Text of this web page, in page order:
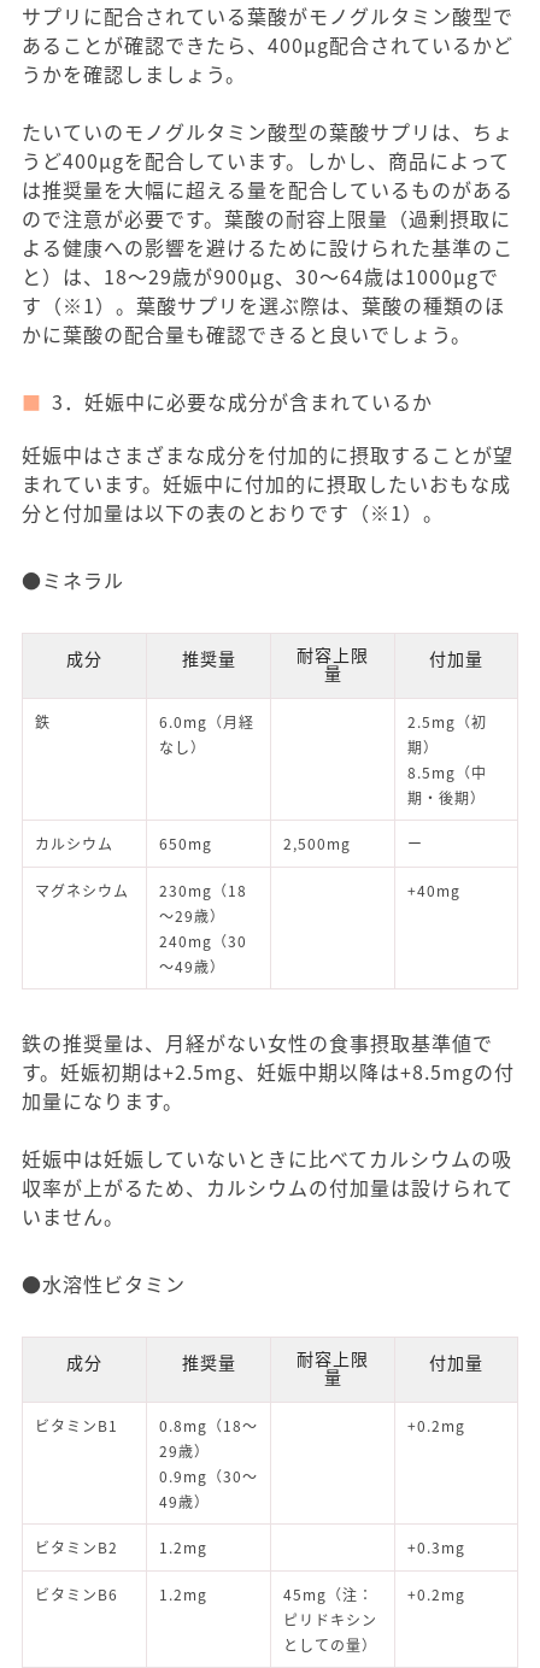
サプリに配合されている葉酸がモノグルタミン酸型で
あることが確認できたら、400μg配合されているかど
うかを確認しましょう。
たいていのモノグルタミン酸型の葉酸サプリは、ちょ
うど400μgを配合しています。しかし、商品によって
は推奨量を大幅に超える量を配合しているものがある
ので注意が必要です。葉酸の耐容上限量（過剰摂取に
よる健康への影響を避けるために設けられた基準のこ
と）は、18～29歳が900μg、30～64歳は1000μgで
す（※1）。葉酸サプリを選ぶ際は、葉酸の種類のほ
かに葉酸の配合量も確認できると良いでしょう。
3．妊娠中に必要な成分が含まれているか
妊娠中はさまざまな成分を付加的に摂取することが望
まれています。妊娠中に付加的に摂取したいおもな成
分と付加量は以下の表のとおりです（※1）。
●ミネラル
成分 推奨量 耐容上限
量
付加量
鉄
6.0mg（月経
なし）
2.5mg（初
期）
8.5mg（中
期・後期）
カルシウム 650mg 2,500mg ー
マグネシウム
230mg（18
～29歳）
240mg（30
～49歳）
+40mg
鉄の推奨量は、月経がない女性の食事摂取基準値で
す。妊娠初期は+2.5mg、妊娠中期以降は+8.5mgの付
加量になります。
妊娠中は妊娠していないときに比べてカルシウムの吸
収率が上がるため、カルシウムの付加量は設けられて
いません。
●水溶性ビタミン
成分 推奨量 耐容上限
量
付加量
ビタミンB1
0.8mg（18～
29歳）
0.9mg（30～
49歳）
+0.2mg
ビタミンB2 1.2mg +0.3mg
ビタミンB6 1.2mg
45mg（注：
ピリドキシン
としての量）
+0.2mg